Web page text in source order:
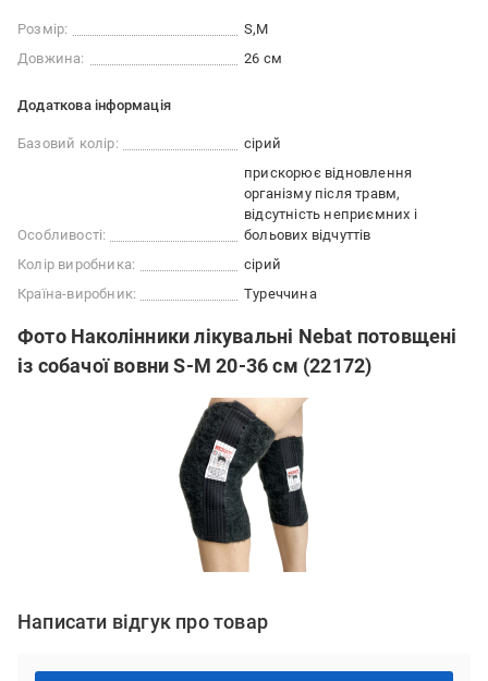
Розмір: S M
Довжина:
26 см
Додаткова інформація
Базовий колір: сірий
Особливості:
прискорює відновлення
організму після травм
відсутність неприємних і
больових відчуттів
Колір виробника:
сірий
Країна-виробник:
Туреччина
Фото Наколінники лікувальні Nebat потовщені
із собачої вовни S-M 20-36 см (22172)
Написати відгук про товар